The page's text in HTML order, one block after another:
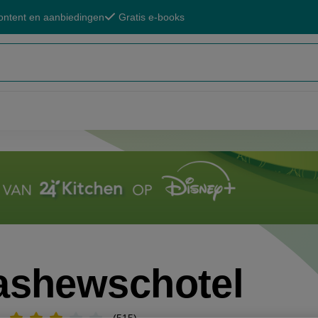
en aanbiedingen Gratis e-books